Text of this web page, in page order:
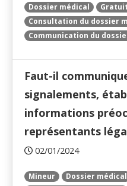
Dossier médical
Consultation du dossier
Communication du
Faut-il
signalements,
informations
représentants
02/01/2024
Mineur Dossier médical